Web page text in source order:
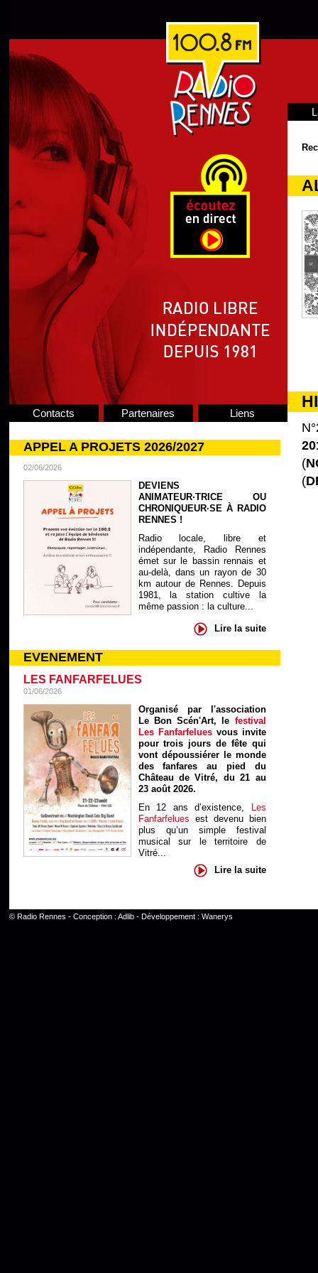
Contacts Partenaires Liens
APPEL A PROJETS 2026/2027
02/06/2026
DEVIENS
ANIMATEUR·TRICE OU
CHRONIQUEUR·SE À RADIO
RENNES !
Radio locale, libre et
indépendante, Radio Rennes
émet sur le bassin rennais et
au-delà, dans un rayon de 30
km autour de Rennes. Depuis
1981, la station cultive la
même passion : la culture...
Lire la suite
EVENEMENT
LES FANFARFELUES
01/06/2026
Organisé par l'association
Le Bon Scén'Art, le festival
Les Fanfarfelues vous invite
pour trois jours de fête qui
vont dépoussiérer le monde
des fanfares au pied du
Château de Vitré, du 21 au
23 août 2026.
En 12 ans d’existence, Les
Fanfarfelues est devenu bien
plus qu’un simple festival
musical sur le territoire de
Vitré...
Lire la suite
(
(
© Radio Rennes - Conception : Adlib- Développement : Wanerys